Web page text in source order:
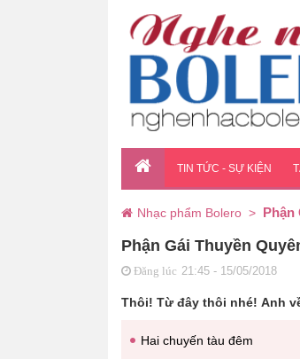
TIN TỨC - SỰ KIỆN
Nhạc phẩm Bolero > Phận
Phận Gái Thuyền
Đăng lúc 21:45 - 15/05/2018
Thôi! Từ đây thôi nhé! Anh
Hai chuyến tàu đêm